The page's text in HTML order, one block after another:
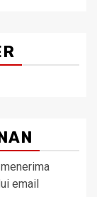
email